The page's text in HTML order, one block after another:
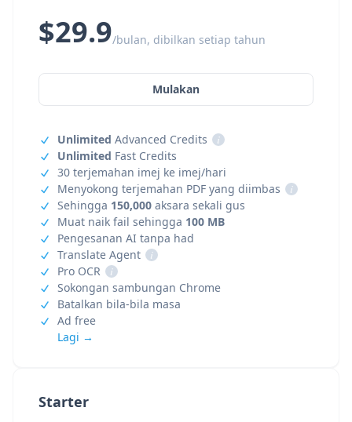
Starter
$29.9/bulan, dibilkan setiap tahun
Mulakan
Unlimited Advanced Credits
i
Unlimited Fast Credits
30 terjemahan imej ke imej/hari
Menyokong terjemahan PDF yang diimbas
i
Sehingga 150,000 aksara sekali gus
Muat naik fail sehingga 100 MB
Pengesanan AI tanpa had
Translate Agent
i
Pro OCR
i
Sokongan sambungan Chrome
Batalkan bila-bila masa
Ad free
Lagi →